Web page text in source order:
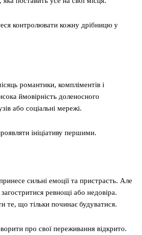
контролювати кожну дрібницю у
романтики, компліментів і
ймовірність доленосного
або соціальні мережі.
ініціативу першими.
сильні емоції та пристрасть. Але
ревнощі або недовіра.
те, що тільки починає будуватися.
про свої переживання відкрито.